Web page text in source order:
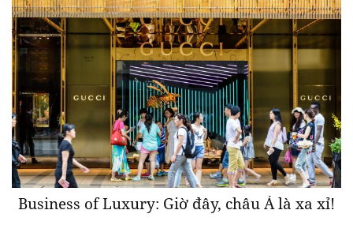
Business of Luxury: Giờ đây, châu Á là xa xỉ!